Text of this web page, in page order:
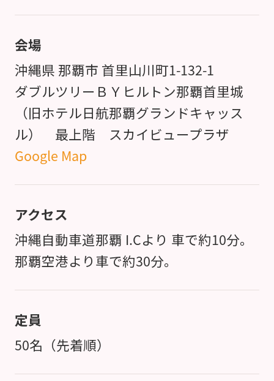
会場
沖縄県 那覇市 首里山川町1-132-1
ダブルツリーＢＹヒルトン那覇首里城
（旧ホテル日航那覇グランドキャッス
ル） 最上階 スカイビュープラザ
Google Map
アクセス
沖縄自動車道那覇 I.Cより 車で約10分。
那覇空港より車で約30分。
定員
50名（先着順）